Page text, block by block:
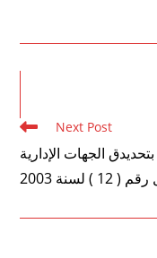
Next Post
رقم ( 116 ) لسنــة 2003 بتحديدق الجهات الإدارية
2003